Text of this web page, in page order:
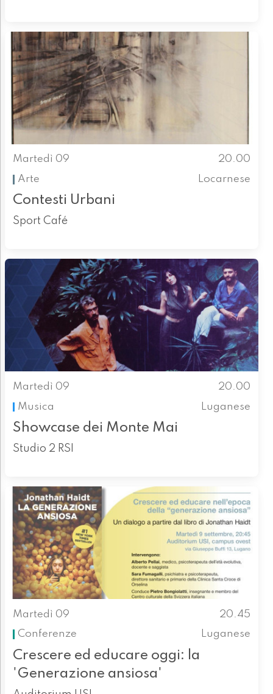
Martedì 09
20.00
Arte
Locarnese
Contesti Urbani
Sport Café
Martedì 09
20.00
Musica
Luganese
Showcase dei Monte Mai
Studio 2 RSI
Martedì 09
20.45
Conferenze
Luganese
Crescere ed educare oggi: la
'Generazione ansiosa'